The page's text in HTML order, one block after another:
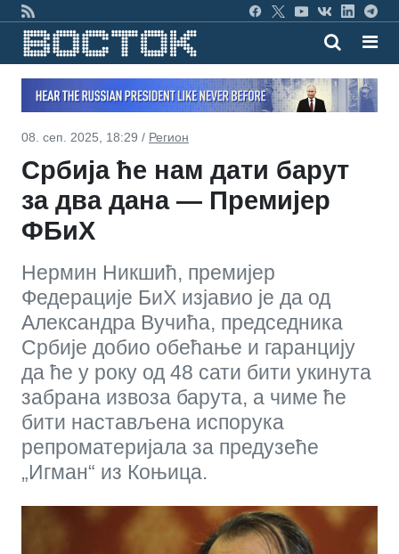
08. сеп. 2025, 18:29 / Регион
Србија ће нам дати барут
за два дана — Премијер
ФБиХ
Нермин Никшић, премијер
Федерације БиХ изјавио је да од
Александра Вучића, председника
Србије добио обећање и гаранцију
да ће у року од 48 сати бити укинута
забрана извоза барута, а чиме ће
бити настављена испорука
репроматеријала за предузеће
„Игман“ из Коњица.